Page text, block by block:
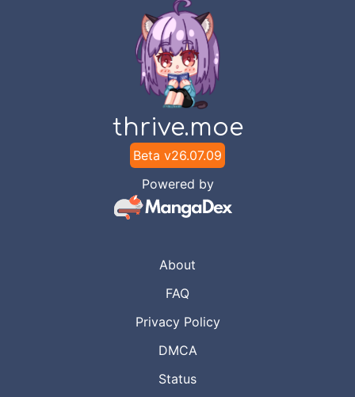
thrive.moe
Beta v26.07.09
Powered by
About
FAQ
Privacy Policy
DMCA
Status